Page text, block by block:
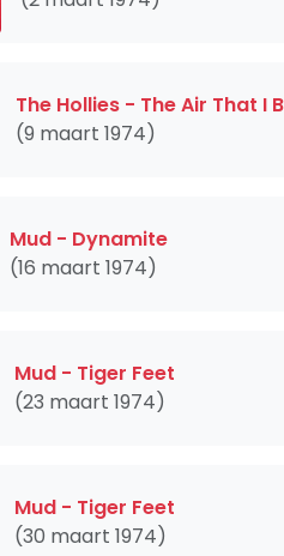
The Hollies - The Air That I
(9 maart 1974)
Mud - Dynamite
(16 maart 1974)
Mud - Tiger Feet
(23 maart 1974)
Mud - Tiger Feet
(30 maart 1974)